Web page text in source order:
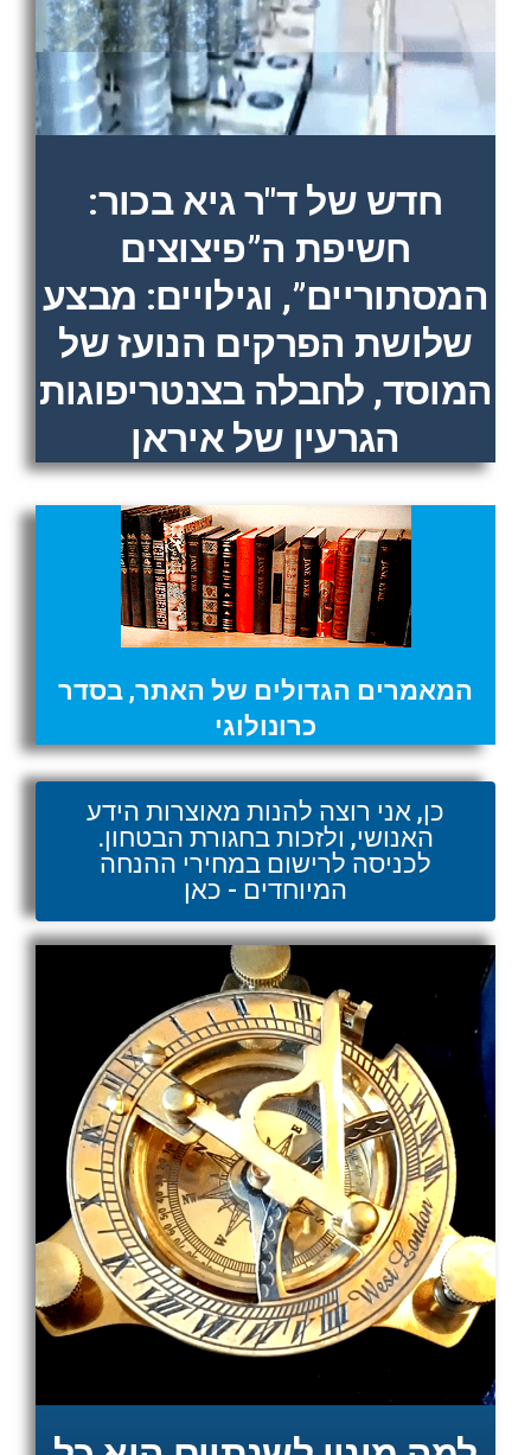
חדש של ד"ר גיא בכור:
חשיפת ה”פיצוצים
המסתוריים”, וגילויים: מבצע
שלושת הפרקים הנועז של
המוסד, לחבלה בצנטריפוגות
הגרעין של איראן
המאמרים הגדולים של האתר, בסדר
כרונולוגי
כן, אני רוצה להנות מאוצרות הידע
האנושי, ולזכות בחגורת הבטחון.
לכניסה לרישום במחירי ההנחה
המיוחדים - כאן